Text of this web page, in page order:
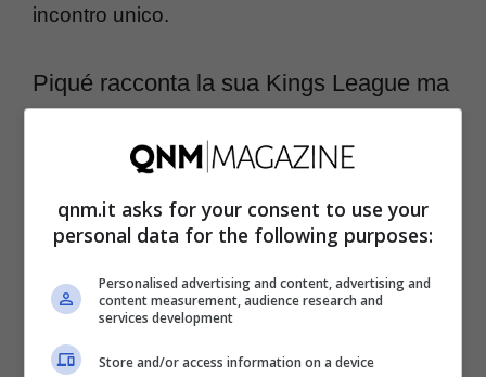
incontro unico.
Piqué racconta la sua Kings League ma
Piqué riflette sul cambiamento delle abitudini
dei consumatori di sport, sottolineando come
anche lui abbia notato una diminuzione
dell’interesse verso le lunghe trasmissioni
calcistiche tradizionali. Questa constatazione
qnm.it asks for your consent to use your
personal data for the following purposes:
Personalised advertising and content, advertising and
content measurement, audience research and
services development
Store and/or access information on a device